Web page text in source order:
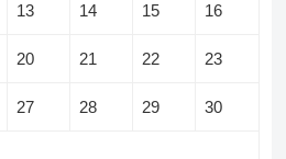
13 14 15 16
20 21 22 23
27 28 29 30